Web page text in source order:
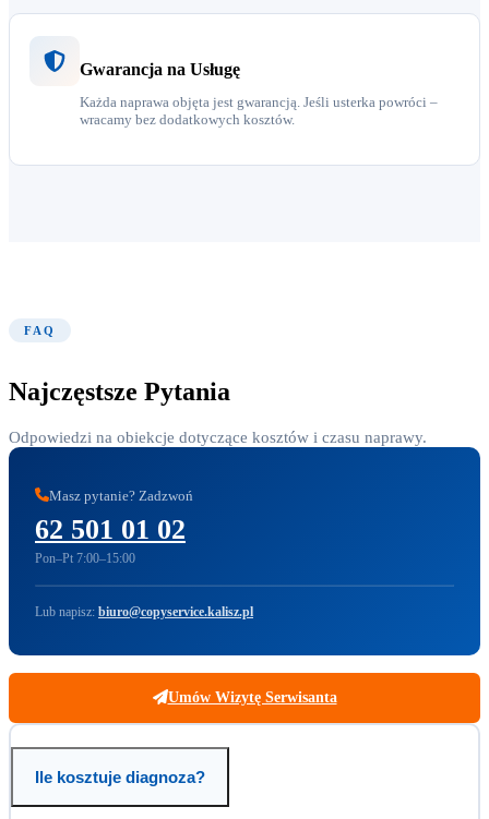
Gwarancja na Usługę
Każda naprawa objęta jest gwarancją. Jeśli usterka powróci –
wracamy bez dodatkowych kosztów.
FAQ
Najczęstsze Pytania
Odpowiedzi na obiekcje dotyczące kosztów i czasu naprawy.
Masz pytanie? Zadzwoń
62 501 01 02
Pon–Pt 7:00–15:00
Lub napisz: biuro@copyservice.kalisz.pl
Umów Wizytę Serwisanta
Ile kosztuje diagnoza?